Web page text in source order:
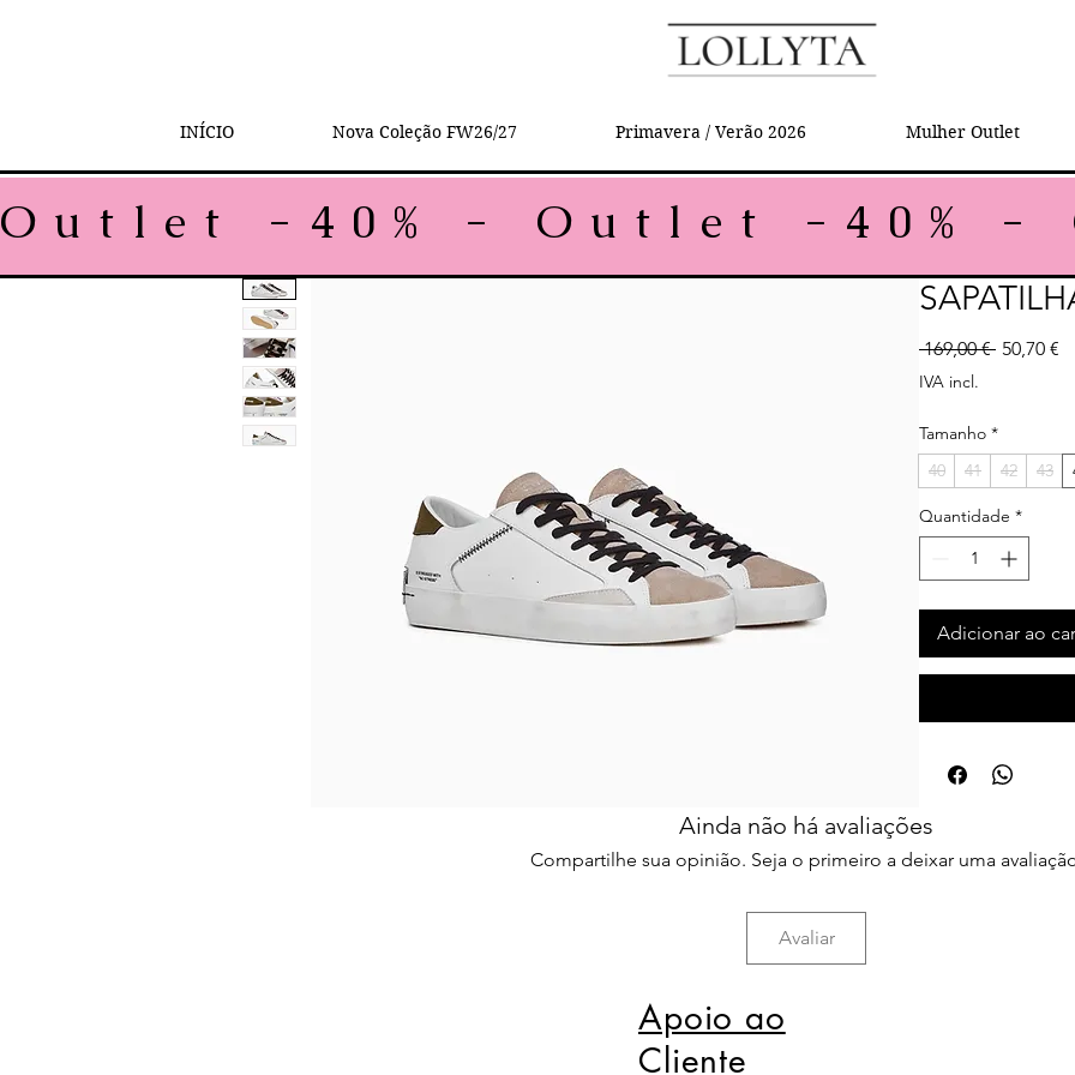
INÍCIO Nova Coleção FW26/27 Primavera / Verão 2026 Mulher Outlet
Outlet -40% -
169,00 € Preço
50,70 €
IVA incl.
Tamanho *
40
41 42 43
Quantidade *
Adicionar ao
Ainda não há avaliações
Compartilhe sua opinião. Seja o primeiro a deixar uma
Avaliar
Apoio ao
Cliente